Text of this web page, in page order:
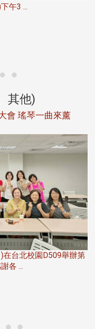
午3 ...
其他)
會 瑤琴一曲來薰
台北校園D509舉辦第
各 ...